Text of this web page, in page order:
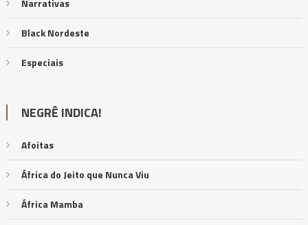
Black Nordeste
Especiais
NEGRÊ INDICA!
Afoitas
África do Jeito que Nunca Viu
África Mamba